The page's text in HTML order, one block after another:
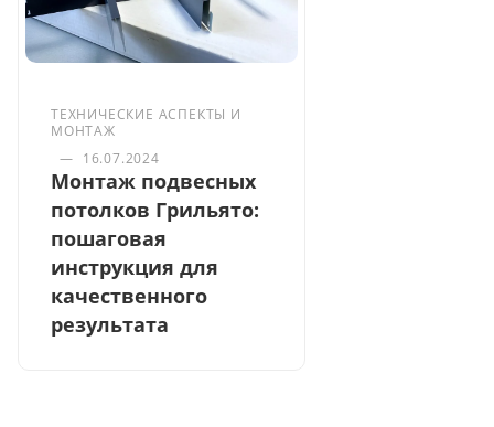
ТЕХНИЧЕСКИЕ АСПЕКТЫ И
МОНТАЖ
— 16.07.2024
Монтаж подвесных
потолков Грильято:
пошаговая
инструкция для
качественного
результата